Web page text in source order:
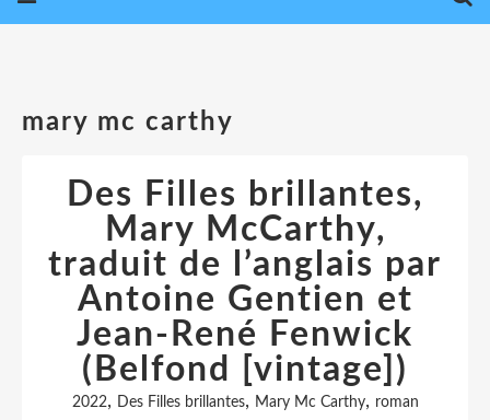
mary mc carthy
Des Filles brillantes,
Mary McCarthy,
traduit de l’anglais par
Antoine Gentien et
Jean-René Fenwick
(Belfond [vintage])
2022, Des Filles brillantes, Mary Mc Carthy, roman